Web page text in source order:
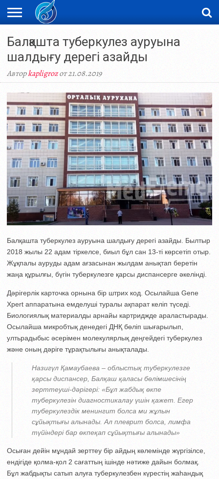
НОВОСТИ
ВИДЕО
ФОТОРЕПОРТАЖИ
ОРКЕН
LIVETV
Балқашта туберкулез ауруына
шалдығу дерегі азайды
Авторkapligrozот 21.08.2019
Балқашта туберкулез ауруына шалдығу дерегі азайды. Былтыр
2018 жылы 22 адам тіркелсе, биыл бұл сан 13-ті көрсетіп отыр.
Жұқпалы ауруды адам ағзасынан жылдам анықтап беретін
жаңа құрылғы, бүгін туберкулезге қарсы диспансерге әкелінді.
Дәрігерлік карточка орнына бір штрих код. Осылайша Gene
Xpert аппаратына емделуші туралы ақпарат келіп түседі.
Биологиялық материалды арнайы картриджде араластырады.
Осылайша микробтық денедегі ДНҚ бөліп шығарылып,
ултьрадыбыс әсерімен молекулярлық деңгейдегі туберкулез
және оның дәріге тұрақтылығы анықталады.
Назигүл Қамаубаева – облыстық туберкулезге
қарсы диспансер, Балқаш қаласы бөлімшесінің
зерттеуші-дәрігері: «Бұл жабдық өкпе
туберкулезін диагностикалау үшін қажет. Егер
туберкулездік менингит болса ми жұлын
сұйықтығы алынады. Ал плеврит болса, лимфа
түйіндері бар өкпеқап сұйықтығы алынады»
Осыған дейін мұндай зерттеу бір айдың көлемінде жүргізілсе,
ендігіде қолма-қол 2 сағаттың ішінде нәтиже дайын болмақ.
Бұл жабдықты сатып алуға туберкулезбен күрестің жаһандық